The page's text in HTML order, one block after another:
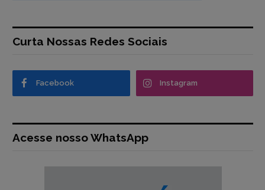
Curta Nossas Redes Sociais
Facebook Instagram
Acesse nosso WhatsApp